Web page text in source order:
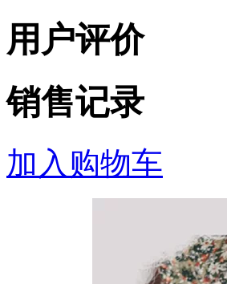
用户评价
销售记录
加入购物车